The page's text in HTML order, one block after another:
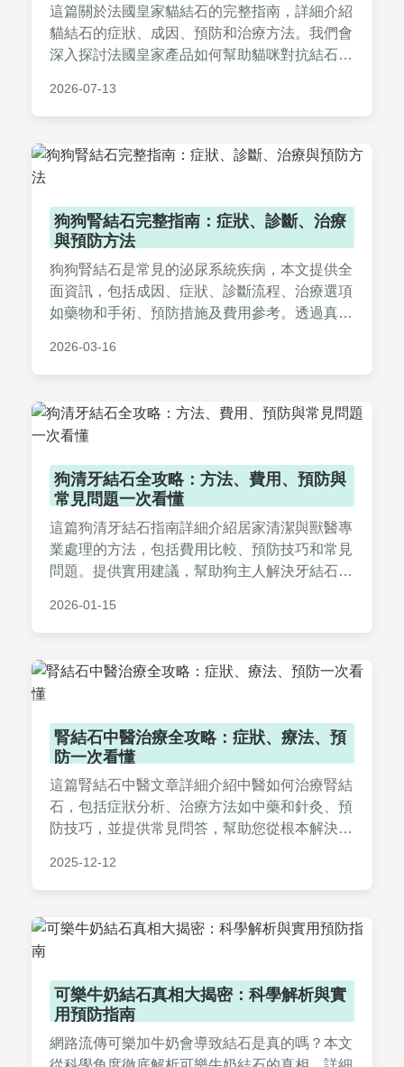
這篇關於法國皇家貓結石的完整指南，詳細介紹
貓結石的症狀、成因、預防和治療方法。我們會
深入探討法國皇家產品如何幫助貓咪對抗結石，
論你的貓是否有結石風險，這篇文章都能提供有
價值的資訊，幫助你做出明智決策。
2026-07-13
狗狗腎結石完整指南：症狀、診斷、治療
與預防方法
狗狗腎結石是常見的泌尿系統疾病，本文提供全
面資訊，包括成因、症狀、診斷流程、治療選項
如藥物和手術、預防措施及費用參考。透過真實
結石問題，保護愛犬健康。文中還分享了個人照
顧經驗和實用建議，讓你輕鬆應對狗狗腎結石的
2026-03-16
狗清牙結石全攻略：方法、費用、預防與
常見問題一次看懂
這篇狗清牙結石指南詳細介紹居家清潔與獸醫專
業處理的方法，包括費用比較、預防技巧和常見
問題。提供實用建議，幫助狗主人解決牙結石困
整到麻醉洗牙等全方位資訊，讓你輕鬆做出決
策。
2026-01-15
腎結石中醫治療全攻略：症狀、療法、預
防一次看懂
這篇腎結石中醫文章詳細介紹中醫如何治療腎結
石，包括症狀分析、治療方法如中藥和針灸、預
防技巧，並提供常見問答，幫助您從根本解決問
2025-12-12
可樂牛奶結石真相大揭密：科學解析與實
用預防指南
網路流傳可樂加牛奶會導致結石是真的嗎？本文